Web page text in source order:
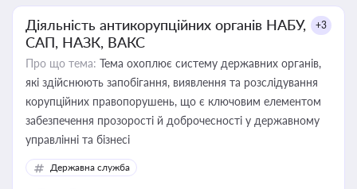
Діяльність антикорупційних органів НАБУ,
САП, НАЗК, ВАКС
+3
Про що тема: Тема охоплює систему державних органів,
які здійснюють запобігання, виявлення та розслідування
корупційних правопорушень, що є ключовим елементом
забезпечення прозорості й доброчесності у державному
управлінні та бізнесі
Державна служба